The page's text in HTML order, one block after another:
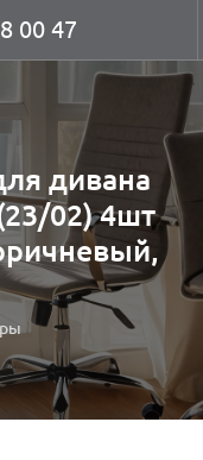
00 47
дивана
02) 4шт